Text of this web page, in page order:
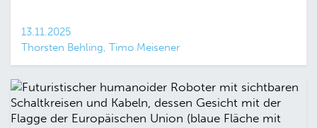
13.11.2025
Thorsten Behling, Timo Meisener